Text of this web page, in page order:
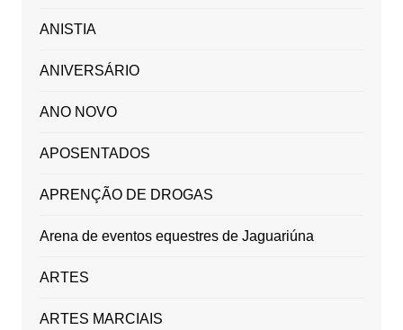
ANISTIA
ANIVERSÁRIO
ANO NOVO
APOSENTADOS
APRENÇÃO DE DROGAS
Arena de eventos equestres de Jaguariúna
ARTES
ARTES MARCIAIS